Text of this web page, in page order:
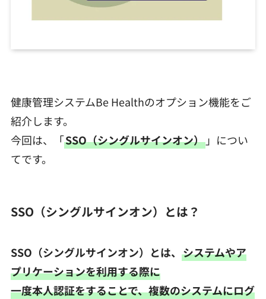
健康管理システムBe Healthのオプション機能をご
紹介します。
今回は、「SSO（シングルサインオン）」につい
てです。
SSO（シングルサインオン）とは？
SSO（シングルサインオン）とは、 システムやア
プリケーションを利用する際に
一度本人認証をすることで、複数のシステムにログ